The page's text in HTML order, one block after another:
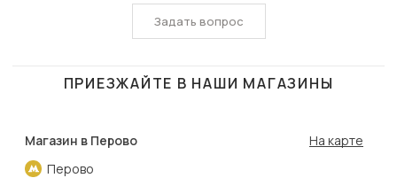
Задать вопрос
ПРИЕЗЖАЙТЕ В НАШИ МАГАЗИНЫ
Магазин в Перово
Перово
На карте